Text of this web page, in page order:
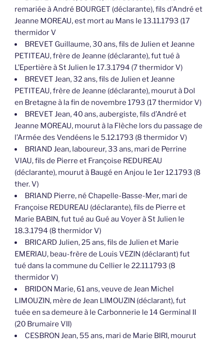
remariée à André BOURGET (déclarante), fils d’André et
Jeanne MOREAU, est mort au Mans le 13.11.1793 (17
thermidor V
BREVET Guillaume, 30 ans, fils de Julien et Jeanne
PETITEAU, frère de Jeanne (déclarante), fut tué à
L’Epertière à St Julien le 17.3.1794 (7 thermidor V)
BREVET Jean, 32 ans, fils de Julien et Jeanne
PETITEAU, frère de Jeanne (déclarante), mourut à Dol
en Bretagne à la fin de novembre 1793 (17 thermidor V)
BREVET Jean, 40 ans, aubergiste, fils d’André et
Jeanne MOREAU, mourut à la Flèche lors du passage de
l’Armée des Vendéens le 5.12.1793 (8 thermidor V)
BRIAND Jean, laboureur, 33 ans, mari de Perrine
VIAU, fils de Pierre et Françoise REDUREAU
(déclarante), mourut à Baugé en Anjou le 1er 12.1793 (8
ther. V)
BRIAND Pierre, né Chapelle-Basse-Mer, mari de
Françoise REDUREAU (déclarante), fils de Pierre et
Marie BABIN, fut tué au Gué au Voyer à St Julien le
18.3.1794 (8 thermidor V)
BRICARD Julien, 25 ans, fils de Julien et Marie
EMERIAU, beau-frère de Louis VEZIN (déclarant) fut
tué dans la commune du Cellier le 22.11.1793 (8
thermidor V)
BRIDON Marie, 61 ans, veuve de Jean Michel
LIMOUZIN, mère de Jean LIMOUZIN (déclarant), fut
tuée en sa demeure à le Carbonnerie le 14 Germinal II
(20 Brumaire VII)
CESBRON Jean, 55 ans, mari de Marie BIRI, mourut